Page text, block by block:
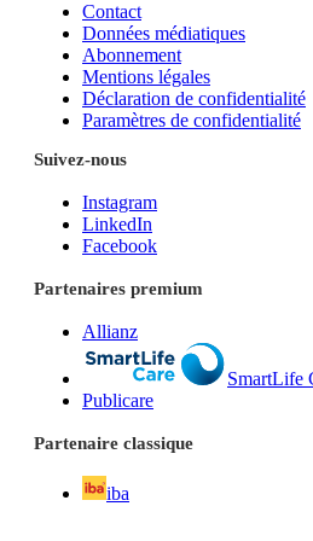
Contact
Données médiatiques
Abonnement
Mentions légales
Déclaration de confidentialité
Paramètres de confidentialité
Suivez-nous
Instagram
LinkedIn
Facebook
Partenaires premium
Allianz
SmartLife
Publicare
Partenaire classique
iba